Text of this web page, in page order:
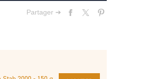
Partager ➔